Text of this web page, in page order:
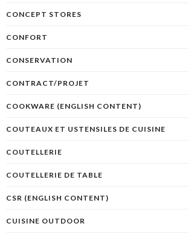
CONCEPT STORES
CONFORT
CONSERVATION
CONTRACT/PROJET
COOKWARE (ENGLISH CONTENT)
COUTEAUX ET USTENSILES DE CUISINE
COUTELLERIE
COUTELLERIE DE TABLE
CSR (ENGLISH CONTENT)
CUISINE OUTDOOR